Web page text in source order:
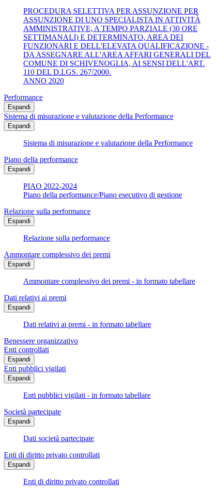
PROCEDURA SELETTIVA PER ASSUNZIONE PER
ASSUNZIONE DI UNO SPECIALISTA IN ATTIVITÀ
AMMINISTRATIVE, A TEMPO PARZIALE (30 ORE
SETTIMANALI) E DETERMINATO, AREA DEI
FUNZIONARI E DELL'ELEVATA QUALIFICAZIONE -
DA ASSEGNARE ALL'AREA AFFARI GENERALI DEL
COMUNE DI SCHIVENOGLIA, AI SENSI DELL'ART.
110 DEL D.LGS. 267/2000.
ANNO 2020
Performance
Espandi
Sistema di misurazione e valutazione della Performance
Espandi
Sistema di misurazione e valutazione della Performance
Piano della performance
Espandi
PIAO 2022-2024
Piano della performance/Piano esecutivo di gestione
Relazione sulla performance
Espandi
Relazione sulla performance
Ammontare complessivo dei premi
Espandi
Ammontare complessivo dei premi - in formato tabellare
Dati relativi ai premi
Espandi
Dati relativi ai premi - in formato tabellare
Benessere organizzativo
Enti controllati
Espandi
Enti pubblici vigilati
Espandi
Enti pubblici vigilati - in formato tabellare
Società partecipate
Espandi
Dati società partecipate
Enti di diritto privato controllati
Espandi
Enti di diritto privato controllati